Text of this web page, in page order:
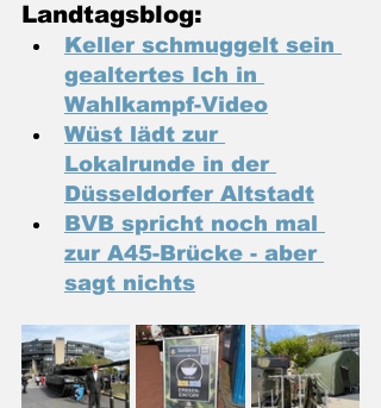
Landtagsblog:
Keller schmuggelt sein
gealtertes Ich in
Wahlkampf-Video
Wüst lädt zur
Lokalrunde in der
Düsseldorfer Altstadt
BVB spricht noch mal
zur A45-Brücke - aber
sagt nichts